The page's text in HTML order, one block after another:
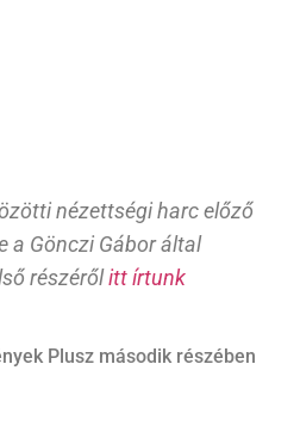
nézettségi harc előző
a Gönczi Gábor által
részérőlitt írtunk
Plusz második részében